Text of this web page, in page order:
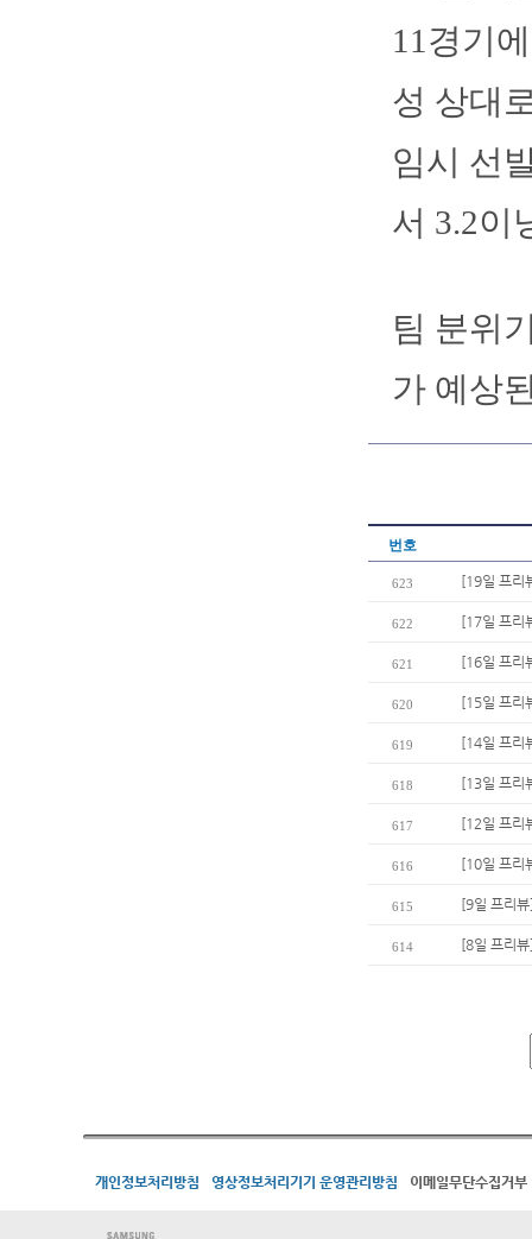
11경기
성 상대
임시 선
서 3.2이
팀 분위
가 예상
번호
623 [19일 프리
622 [17일 프리
621 [16일 프리
620 [15일 프리
619 [14일 프리
618 [13일 프리
617 [12일 프리
616 [10일 프리
615 [9일 프리
614 [8일 프리
개인정보처리방침 영상정보처리기기 운영관리방침 이메일무단수집거부